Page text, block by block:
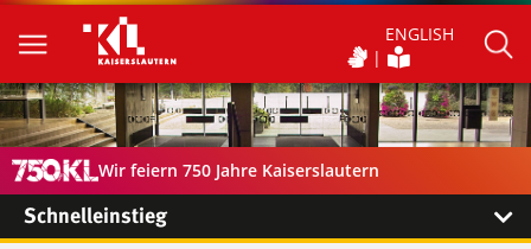
ENGLISH
Wir feiern 750 Jahre Kaiserslautern
Schnelleinstieg